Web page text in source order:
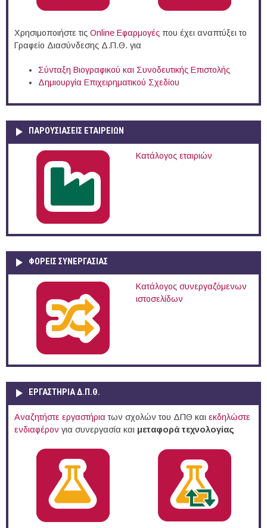
Χρησιμοποιήστε τις Online Eφαρμογές που έχει αναπτύξει το
Γραφείο Διασύνδεσης Δ.Π.Θ. για
Σύνταξη Βιογραφικού και Συνοδευτικής Επιστολής
Δημιουργία Επιχειρηματικού Σχεδίου
ΠΑΡΟΥΣΙΆΣΕΙΣ ΕΤΑΙΡΕΙΏΝ
Κατάλογος εταιριών
ΦΟΡΕΙΣ ΣΥΝΕΡΓΑΣΙΑΣ
Κατάλογος συνεργαζόμενων
ιστοσελίδων
ΕΡΓΑΣΤΗΡΙΑ Δ.Π.Θ.
Αναζητήστε εργαστήρια των σχολών του ΔΠΘ και εκδηλώστε
ενδιαφέρον για συνεργασία και μεταφορά τεχνολογίας